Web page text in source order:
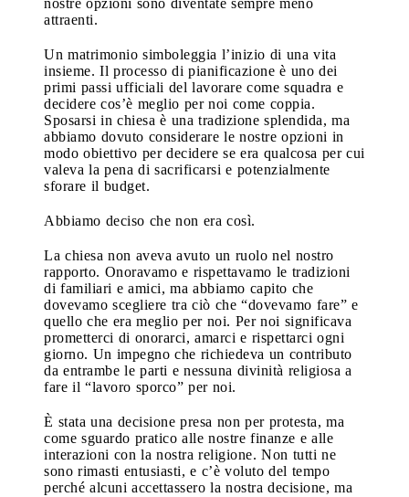
attraenti.
Un matrimonio simboleggia l’inizio di una vita
insieme. Il processo di pianificazione è uno dei
primi passi ufficiali del lavorare come squadra e
decidere cos’è meglio per noi come coppia.
Sposarsi in chiesa è una tradizione splendida, ma
abbiamo dovuto considerare le nostre opzioni in
modo obiettivo per decidere se era qualcosa per cui
valeva la pena di sacrificarsi e potenzialmente
sforare il budget.
Abbiamo deciso che non era così.
La chiesa non aveva avuto un ruolo nel nostro
rapporto. Onoravamo e rispettavamo le tradizioni
di familiari e amici, ma abbiamo capito che
dovevamo scegliere tra ciò che “dovevamo fare” e
quello che era meglio per noi. Per noi significava
prometterci di onorarci, amarci e rispettarci ogni
giorno. Un impegno che richiedeva un contributo
da entrambe le parti e nessuna divinità religiosa a
fare il “lavoro sporco” per noi.
È stata una decisione presa non per protesta, ma
come sguardo pratico alle nostre finanze e alle
interazioni con la nostra religione. Non tutti ne
sono rimasti entusiasti, e c’è voluto del tempo
perché alcuni accettassero la nostra decisione, ma